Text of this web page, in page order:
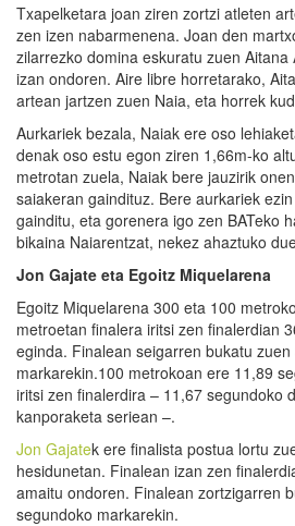
Txapelketara joan ziren zortzi atleten
zen izen nabarmenena. Joan den
zilarrezko domina eskuratu zuen Aitana
izan ondoren. Aire libre horretarako,
artean jartzen zuen Naia, eta horrek
Aurkariek bezala, Naiak ere oso
denak oso estu egon ziren 1,66m-ko
metrotan zuela, Naiak bere jauzirik
saiakeran gaindituz. Bere aurkariek
gainditu, eta gorenera igo zen BATeko
bikaina Naiarentzat, nekez ahaztuko
Jon Gajate eta Egoitz Miquelarena
Egoitz Miquelarena 300 eta 100
metroetan finalera iritsi zen finalerdian
eginda. Finalean seigarren bukatu
markarekin.100 metrokoan ere 11,89
iritsi zen finalerdira – 11,67 segundoko
kanporaketa seriean –.
Jon Gajatek ere finalista postua lortu
hesidunetan. Finalean izan zen
amaitu ondoren. Finalean zortzigarren
segundoko markarekin.